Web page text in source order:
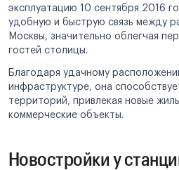
эксплуатацию 10 сентября 2016
удобную и быструю связь между
Москвы, значительно облегчая
гостей столицы.
Благодаря удачному
инфраструктуре, она
территорий, привлекая новые
коммерческие объекты.
Новостройки у